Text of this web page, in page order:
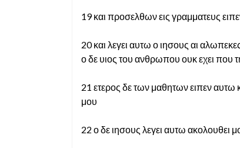
19 και προσελθων εις γραμματευς
20 και λεγει αυτω ο ιησους αι
ο δε υιος του ανθρωπου ουκ εχει που
21 ετερος δε των μαθητων ειπεν αυτω
μου
22 ο δε ιησους λεγει αυτω ακολουθει